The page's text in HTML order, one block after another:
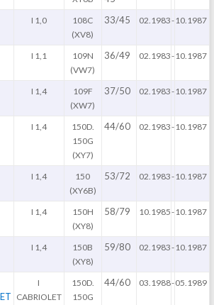
I 1,0
108C
(XV8)
33/45 02.1983-10.1987
I 1,1
109N
(VW7)
36/49 02.1983-10.1987
I 1,4
109F
(XW7)
37/50 02.1983-10.1987
I 1,4
150D.
150G
(XY7)
44/60 02.1983-10.1987
I 1,4
150
(XY6B)
53/72 02.1983-10.1987
I 1,4
150H
(XY8)
58/79 10.1985-10.1987
I 1,4
150B
(XY8)
59/80 02.1983-10.1987
I
CABRIOLET
150D.
150G
44/60 03.1988-05.1989